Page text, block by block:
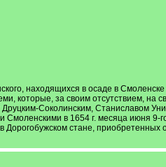
находящихся в осаде в
которые, за своим отсутствием,
Соколинским, Станиславом
Смоленскими в 1654 г. месяца июня 9-
Дорогобужском стане, приобретенных